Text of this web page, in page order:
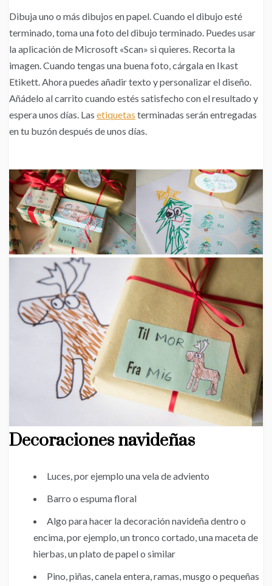
Dibuja uno o más dibujos en papel. Cuando el dibujo esté
terminado, toma una foto del dibujo terminado. Puedes usar
la aplicación de Microsoft «Scan» si quieres. Recorta la
imagen. Cuando tengas una buena foto, cárgala en Ikast
Etikett. Ahora puedes añadir texto y personalizar el diseño.
Añádelo al carrito cuando estés satisfecho con el resultado y
espera unos días. Las etiquetas terminadas serán entregadas
en tu buzón después de unos días.
Decoraciones navideñas
Luces, por ejemplo una vela de adviento
Barro o espuma floral
Algo para hacer la decoración navideña dentro o
encima, por ejemplo, un tronco cortado, una maceta de
hierbas, un plato de papel o similar
Pino, piñas, canela entera, ramas, musgo o pequeñas